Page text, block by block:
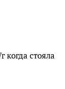
стояла